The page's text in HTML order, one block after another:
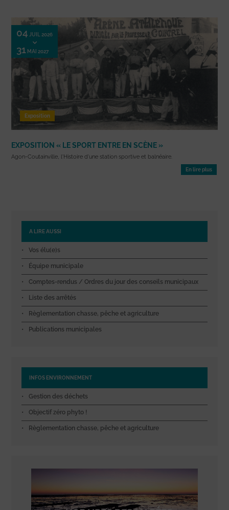
04 JUIL 2026
31 MAI 2027
Exposition
EXPOSITION « LE SPORT ENTRE EN SCÈNE »
Agon-Coutainville, l'Histoire d'une station sportive et balnéaire.
En lire plus
A LIRE AUSSI
Vos élu(e)s
Équipe municipale
Comptes-rendus / Ordres du jour des conseils municipaux
Liste des arrêtés
Règlementation chasse, pêche et agriculture
Publications municipales
INFOS ENVIRONNEMENT
Gestion des déchets
Objectif zéro phyto !
Règlementation chasse, pêche et agriculture